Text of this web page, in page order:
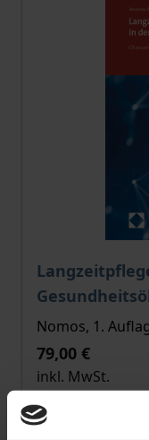
Der Preis
Nomos, 1.
79,00 €
inkl. MwSt.